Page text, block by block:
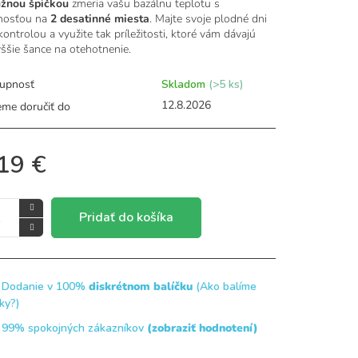
€
Pridať do košíka
Dodanie v 100% diskrétnom balíčku (Ako balíme
99% spokojných zákazníkov (zobraziť hodnotení)
Skladom (>5 ks)
doručiť do
12.8.2026
špičkou zmeria vašu bazálnu teplotu s
na 2 desatinné miesta. Majte svoje plodné dni
a využite tak príležitosti, ktoré vám dávajú
šance na otehotnenie.